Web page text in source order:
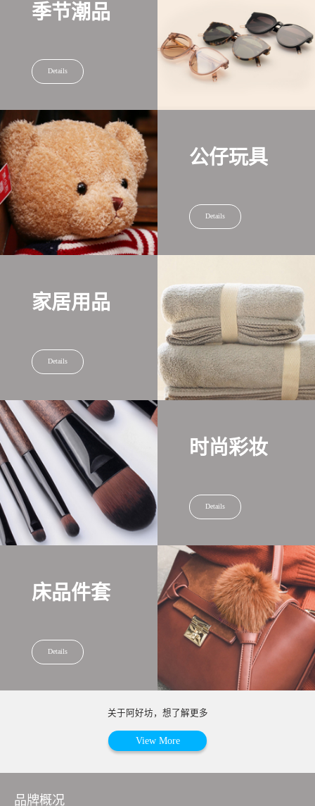
季节潮品
Details
公仔玩具
Details
家居用品
Details
时尚彩妆
Details
床品件套
Details
关于阿好坊，想了解更多
View More
品牌概况